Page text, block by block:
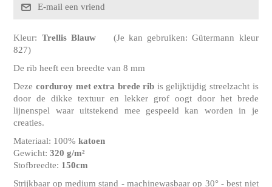
Kleur: Trellis Blauw(Je kan gebruiken: Gütermann kleur
827)
De rib heeft een breedte van 8 mm
Deze corduroy met extra brede rib is gelijktijdig streelzacht is
door de dikke textuur en lekker grof oogt door het brede
lijnenspel waar uitstekend mee gespeeld kan worden in je
creaties.
Materiaal: 100%katoen
Gewicht:320 g/m²
Stofbreedte: 150cm
Strijkbaar op medium stand - machinewasbaar op 30° - best niet